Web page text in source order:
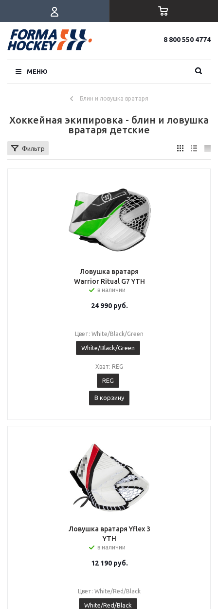
8 800 550 4774
МЕНЮ
Блин и ловушка вратаря
Хоккейная экипировка - блин и ловушка
вратаря детские
Фильтр
Ловушка вратаря
Warrior Ritual G7 YTH
в наличии
24 990руб.
Цвет: White/Black/Green
White/Black/Green
Хват: REG
REG
В корзину
Ловушка вратаря Yflex 3
YTH
в наличии
12 190руб.
Цвет: White/Red/Black
White/Red/Black